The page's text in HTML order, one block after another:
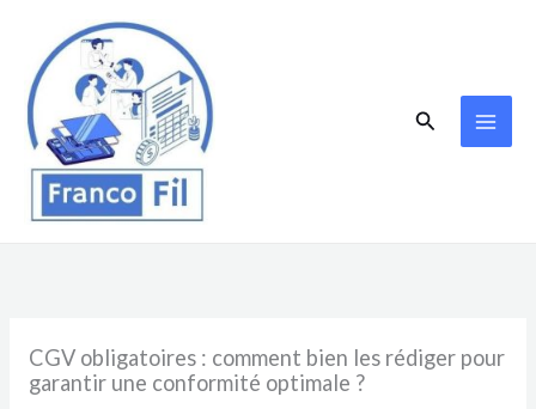
contenu
Rechercher
CGV obligatoires : comment bien les rédiger pour
garantir une conformité optimale ?